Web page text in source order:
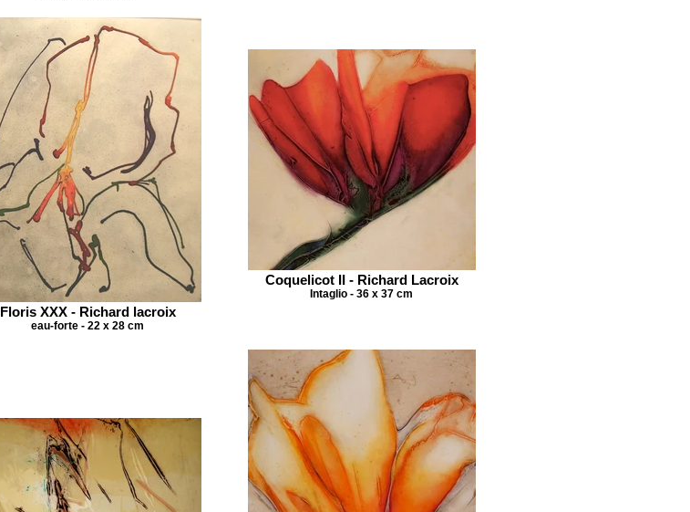
Floris XXX - Richard lacroix
eau-forte - 22 x 28 cm
Coquelicot II - Richard Lacroix
Intaglio - 36 x 37 cm